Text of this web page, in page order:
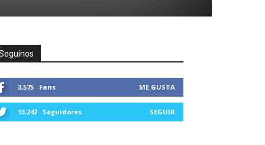
3,575 Fans ME GUSTA
13,242 Seguidores SEGUIR